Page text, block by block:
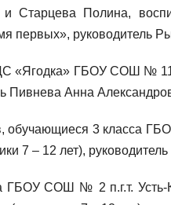
Старцева Полина,
первых», руководитель
«Ягодка» ГБОУ СОШ № 11
Пивнева Анна
обучающиеся 3 класса
7 – 12 лет),
СОШ № 2 п.г.т. Усть-